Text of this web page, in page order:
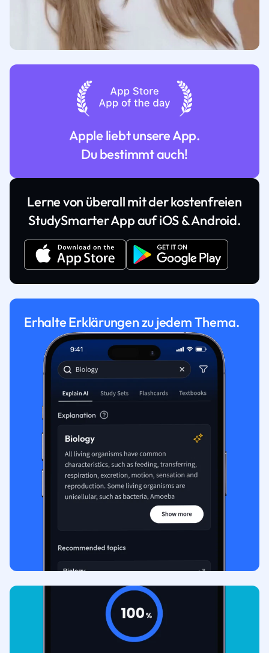
Apple liebt unsere App.
Du bestimmt auch!
Lerne von überall mit der kostenfreien
StudySmarter App auf iOS & Android.
Erhalte Erklärungen zu jedem Thema.